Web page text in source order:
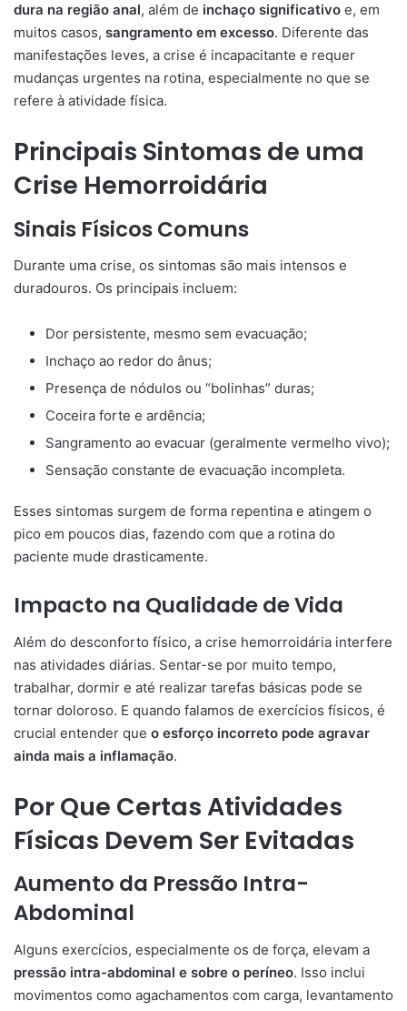
dura na região anal, além de inchaço significativo e, em
muitos casos, sangramento em excesso. Diferente das
manifestações leves, a crise é incapacitante e requer
mudanças urgentes na rotina, especialmente no que se
refere à atividade física.
Principais Sintomas de uma
Crise Hemorroidária
Sinais Físicos Comuns
Durante uma crise, os sintomas são mais intensos e
duradouros. Os principais incluem:
Dor persistente, mesmo sem evacuação;
Inchaço ao redor do ânus;
Presença de nódulos ou “bolinhas” duras;
Coceira forte e ardência;
Sangramento ao evacuar (geralmente vermelho vivo);
Sensação constante de evacuação incompleta.
Esses sintomas surgem de forma repentina e atingem o
pico em poucos dias, fazendo com que a rotina do
paciente mude drasticamente.
Impacto na Qualidade de Vida
Além do desconforto físico, a crise hemorroidária interfere
nas atividades diárias. Sentar-se por muito tempo,
trabalhar, dormir e até realizar tarefas básicas pode se
tornar doloroso. E quando falamos de exercícios físicos, é
crucial entender que o esforço incorreto pode agravar
ainda mais a inflamação.
Por Que Certas Atividades
Físicas Devem Ser Evitadas
Aumento da Pressão Intra-
Abdominal
Alguns exercícios, especialmente os de força, elevam a
pressão intra-abdominal e sobre o períneo. Isso inclui
movimentos como agachamentos com carga, levantamento